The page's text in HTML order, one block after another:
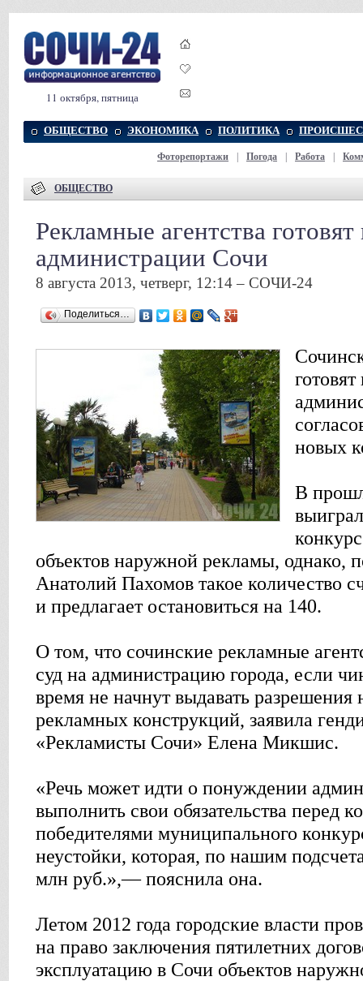
11 октября, пятница
ОБЩЕСТВО ЭКОНОМИКА ПОЛИТИКА
Фоторепортажи Погода Работа
ОБЩЕСТВО
Рекламные агентства
администрации Сочи
8 августа 2013, четверг, 12:14 – СОЧИ-24
Поделиться…
новых
В
объектов наружной рекламы, однако,
Анатолий Пахомов такое количество
и предлагает остановиться на 140.
О том, что сочинские рекламные
суд на администрацию города, если
время не начнут выдавать разрешения
рекламных конструкций, заявила
«Рекламисты Сочи» Елена Микшис.
«Речь может идти о понуждении
выполнить свои обязательства перед
победителями муниципального
неустойки, которая, по нашим
млн руб.»,— пояснила она.
Летом 2012 года городские власти
на право заключения пятилетних
эксплуатацию в Сочи объектов